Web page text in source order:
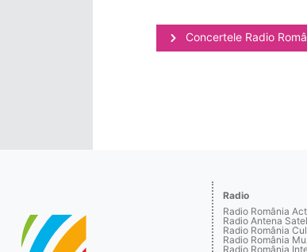
Concertele Radio
Radio
Radio România
Radio Antena
Radio România
Radio România
Radio România